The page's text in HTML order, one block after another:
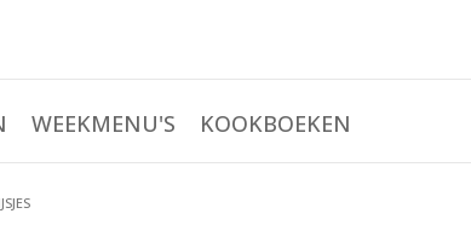
WEEKMENU'S KOOKBOEKEN